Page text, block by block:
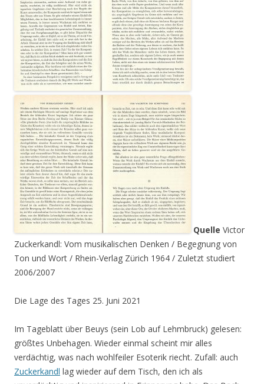
Quelle Victor
Zuckerkandl: Vom musikalischen Denken / Begegnung von
Ton und Wort / Rhein-Verlag Zürich 1964 / Zuletzt studiert
2006/2007
Die Lage des Tages 25. Juni 2021
Im Tageblatt über Beuys (sein Lob auf Lehmbruck) gelesen:
größtes Unbehagen. Wieder einmal scheint mir alles
verdächtig, was nach wohlfeiler Esoterik riecht. Zufall: auch
Zuckerkandl lag wieder auf dem Tisch, den ich als